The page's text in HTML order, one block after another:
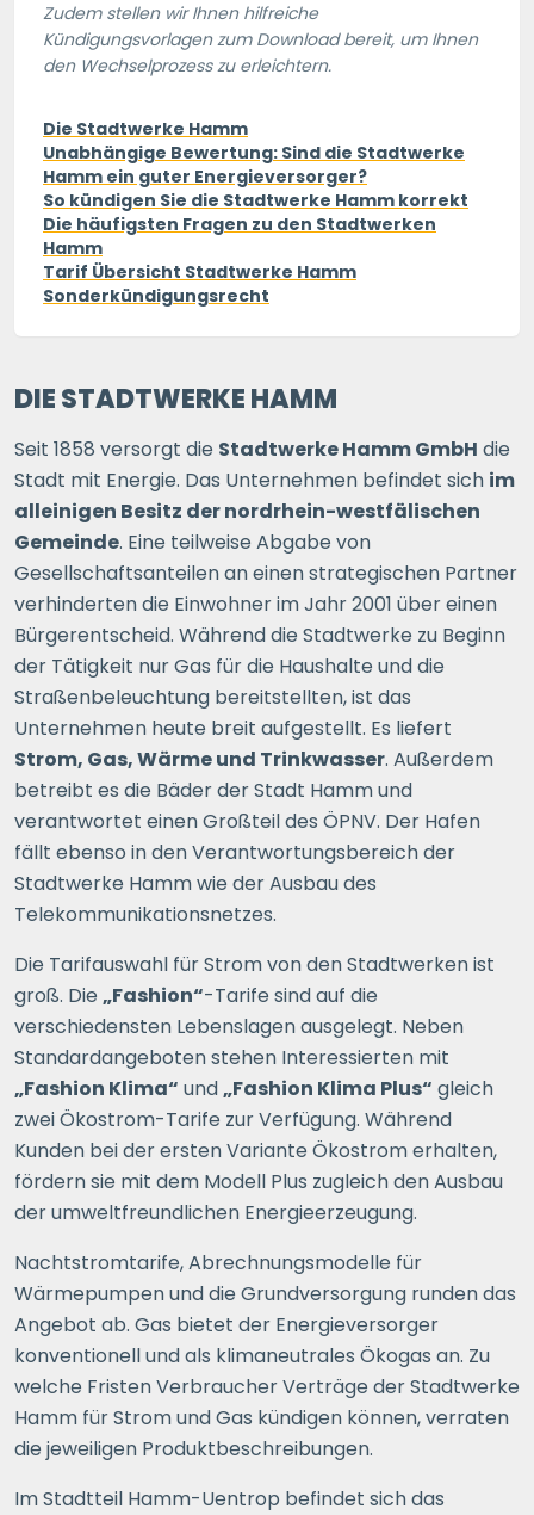
Zudem stellen wir Ihnen hilfreiche
Kündigungsvorlagen zum Download bereit, um Ihnen
den Wechselprozess zu erleichtern.
Die Stadtwerke Hamm
Unabhängige Bewertung: Sind die Stadtwerke
Hamm ein guter Energieversorger?
So kündigen Sie die Stadtwerke Hamm korrekt
Die häufigsten Fragen zu den Stadtwerken
Hamm
Tarif Übersicht Stadtwerke Hamm
Sonderkündigungsrecht
DIE STADTWERKE HAMM
Seit 1858 versorgt die Stadtwerke Hamm GmbH die
Stadt mit Energie. Das Unternehmen befindet sich im
alleinigen Besitz der nordrhein-westfälischen
Gemeinde. Eine teilweise Abgabe von
Gesellschaftsanteilen an einen strategischen Partner
verhinderten die Einwohner im Jahr 2001 über einen
Bürgerentscheid. Während die Stadtwerke zu Beginn
der Tätigkeit nur Gas für die Haushalte und die
Straßenbeleuchtung bereitstellten, ist das
Unternehmen heute breit aufgestellt. Es liefert
Strom, Gas, Wärme und Trinkwasser. Außerdem
betreibt es die Bäder der Stadt Hamm und
verantwortet einen Großteil des ÖPNV. Der Hafen
fällt ebenso in den Verantwortungsbereich der
Stadtwerke Hamm wie der Ausbau des
Telekommunikationsnetzes.
Die Tarifauswahl für Strom von den Stadtwerken ist
groß. Die „Fashion“-Tarife sind auf die
verschiedensten Lebenslagen ausgelegt. Neben
Standardangeboten stehen Interessierten mit
„Fashion Klima“ und„Fashion Klima Plus“ gleich
zwei Ökostrom-Tarife zur Verfügung. Während
Kunden bei der ersten Variante Ökostrom erhalten,
fördern sie mit dem Modell Plus zugleich den Ausbau
der umweltfreundlichen Energieerzeugung.
Nachtstromtarife, Abrechnungsmodelle für
Wärmepumpen und die Grundversorgung runden das
Angebot ab. Gas bietet der Energieversorger
konventionell und als klimaneutrales Ökogas an. Zu
welche Fristen Verbraucher Verträge der Stadtwerke
Hamm für Strom und Gas kündigen können, verraten
die jeweiligen Produktbeschreibungen.
Im Stadtteil Hamm-Uentrop befindet sich das